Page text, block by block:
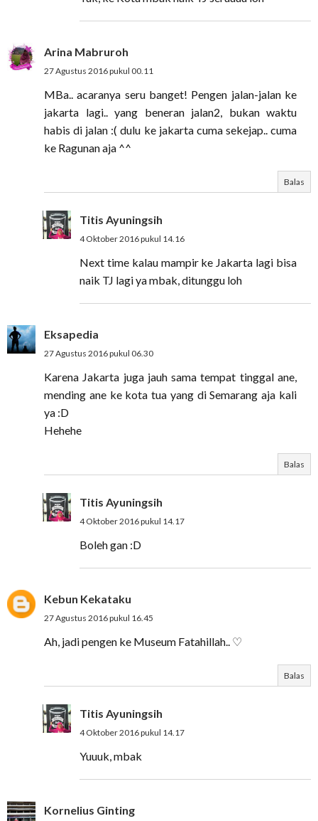
Arina Mabruroh
27 Agustus 2016 pukul 00.11
MBa.. acaranya seru banget! Pengen jalan-jalan ke
jakarta lagi.. yang beneran jalan2, bukan waktu
habis di jalan :( dulu ke jakarta cuma sekejap.. cuma
ke Ragunan aja ^^
Balas
Titis Ayuningsih
4 Oktober 2016 pukul 14.16
Next time kalau mampir ke Jakarta lagi bisa
naik TJ lagi ya mbak, ditunggu loh
Eksapedia
27 Agustus 2016 pukul 06.30
Karena Jakarta juga jauh sama tempat tinggal ane,
mending ane ke kota tua yang di Semarang aja kali
ya :D
Hehehe
Balas
Titis Ayuningsih
4 Oktober 2016 pukul 14.17
Boleh gan :D
Kebun Kekataku
27 Agustus 2016 pukul 16.45
Ah, jadi pengen ke Museum Fatahillah.. ♡
Balas
Titis Ayuningsih
4 Oktober 2016 pukul 14.17
Yuuuk, mbak
Kornelius Ginting